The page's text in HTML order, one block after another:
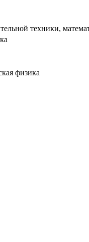
техники,
физика